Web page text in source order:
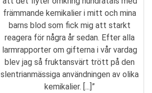
främmande kemikalier i mitt och mina
barns blod som fick mig att starkt
reagera för några år sedan. Efter alla
larmrapporter om gifterna i vår vardag
blev jag så fruktansvärt trött på den
slentrianmässiga användningen av olika
kemikalier. [...]”